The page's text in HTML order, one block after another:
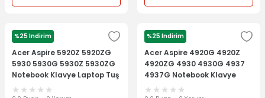
%25 İndirim
ACER
Acer Aspire 5920Z 5920ZG
5930 5930G 5930Z 5930ZG
Notebook Klavye Laptop Tuş
Takımı
%25 İndirim
ACER
Acer Aspire 4920G 4920Z
4920ZG 4930 4930G 4937
4937G Notebook Klavye
Laptop Tuş Takımı